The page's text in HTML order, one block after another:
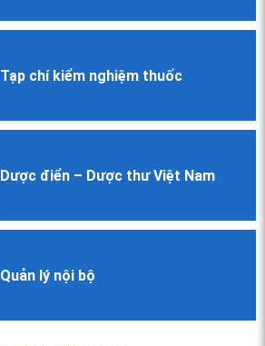
Tạp chí kiểm nghiệm thuốc
Dược điển – Dược thưViệt Nam
Quản lý nội bộ